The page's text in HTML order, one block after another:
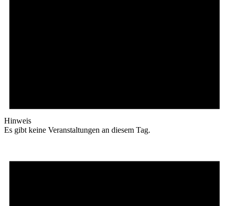
Hinweis
Es gibt keine Veranstaltungen an diesem Tag.